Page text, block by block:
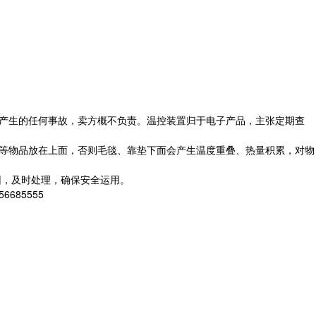
的任何事故，卖方概不负责。温控装置归于电子产品，主张定期查
品放在上面，否则毛毯、靠垫下面会产生温度重叠、热量积累，对物
及时处理，确保安全运用。